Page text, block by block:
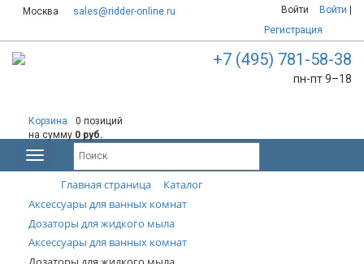
Москва sales@ridder-online.ru Войти Войти
Регистрация
+7 (495) 781-58-38
пн-пт 9–18
Корзина
0 позиций
на сумму 0 руб.
Главная страница
Каталог
Аксессуары для ванных комнат
Дозаторы для жидкого мыла
Аксессуары для ванных комнат